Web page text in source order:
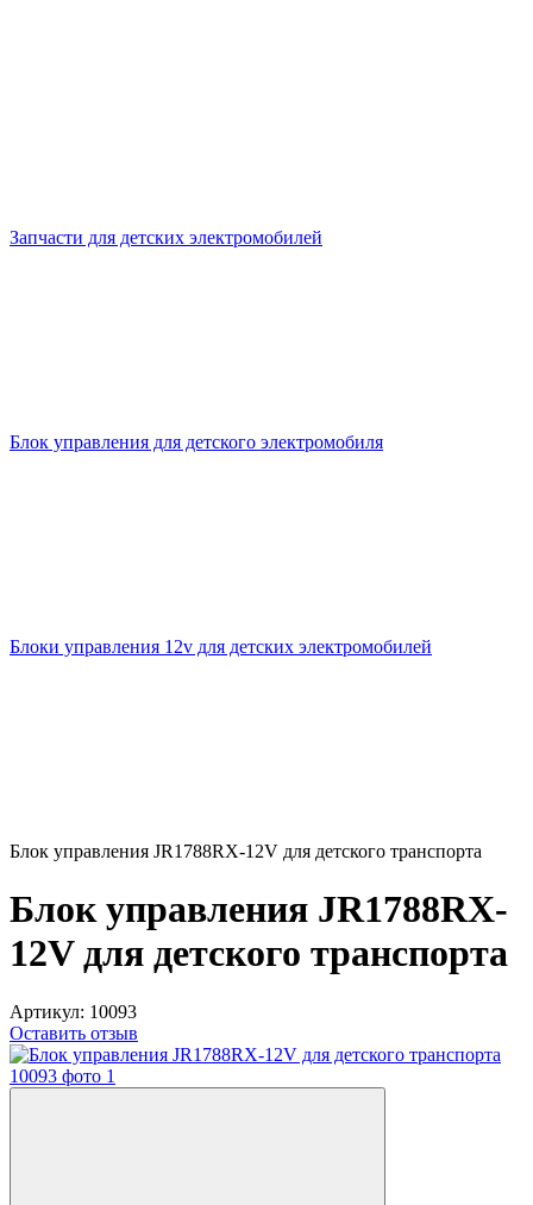
Запчасти для детских электромобилей
Блок управления для детского электромобиля
Блоки управления 12v для детских электромобилей
Блок управления JR1788RX-12V для детского транспорта
Блок управления JR1788RX-
12V для детского транспорта
Артикул: 10093
Оставить отзыв